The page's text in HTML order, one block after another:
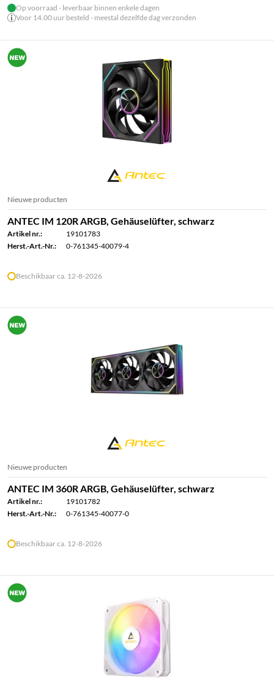
Op voorraad - leverbaar binnen enkele dagen
Voor 14.00 uur besteld - meestal dezelfde dag verzonden
Nieuwe producten
ANTEC IM 120R ARGB, Gehäuselüfter, schwarz
Artikel nr.:
19101783
Herst.-Art.-Nr.:
0-761345-40079-4
Beschikbaar ca. 12-8-2026
Nieuwe producten
ANTEC IM 360R ARGB, Gehäuselüfter, schwarz
Artikel nr.:
19101782
Herst.-Art.-Nr.:
0-761345-40077-0
Beschikbaar ca. 12-8-2026